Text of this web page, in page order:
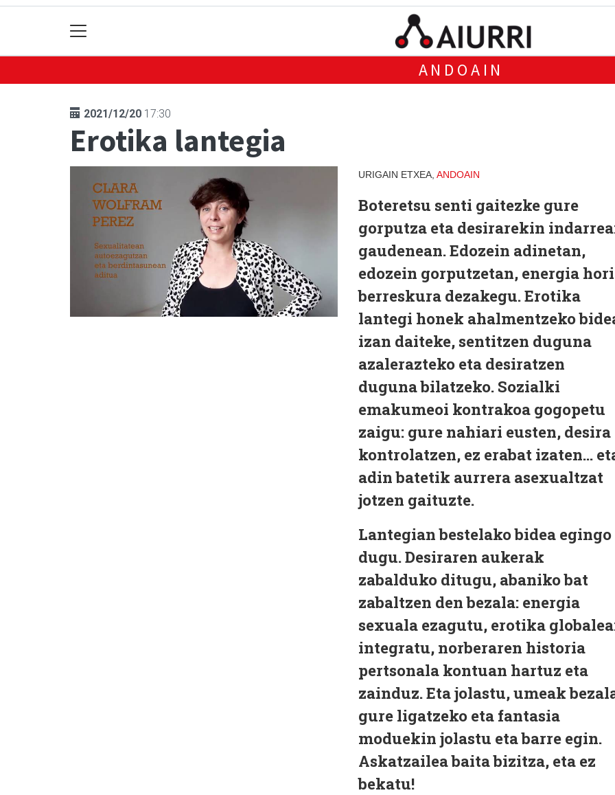
ANDOAIN
2021/12/20 17:30
Erotika lantegia
URIGAIN ETXEA, ANDOAIN
Boteretsu senti gaitezke gure
gorputza eta desirarekin
gaudenean. Edozein adinetan,
edozein gorputzetan, energia hori
berreskura dezakegu. Erotika
lantegi honek ahalmentzeko
izan daiteke, sentitzen duguna
azalerazteko eta desiratzen
duguna bilatzeko. Sozialki
emakumeoi kontrakoa gogopetu
zaigu: gure nahiari eusten, desira
kontrolatzen, ez erabat izaten…
adin batetik aurrera asexualtzat
jotzen gaituzte.
Lantegian bestelako bidea egingo
dugu. Desiraren aukerak
zabalduko ditugu, abaniko bat
zabaltzen den bezala: energia
sexuala ezagutu, erotika
integratu, norberaren historia
pertsonala kontuan hartuz eta
zainduz. Eta jolastu, umeak
gure ligatzeko eta fantasia
moduekin jolastu eta barre egin.
Askatzailea baita bizitza, eta ez
bekatu!